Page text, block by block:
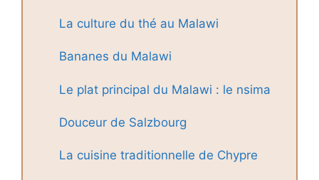
La culture du thé au Malawi
Bananes du Malawi
Le plat principal du Malawi : le nsima
Douceur de Salzbourg
La cuisine traditionnelle de Chypre